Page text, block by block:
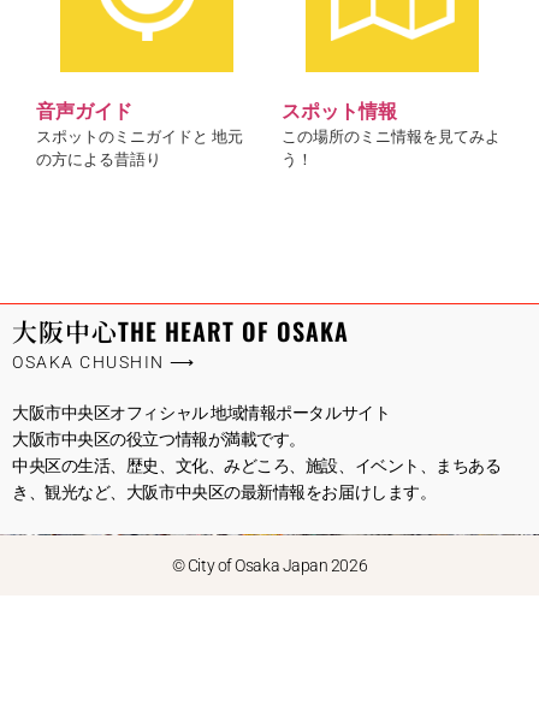
音声ガイド
スポットのミニガイドと 地元
の方による昔語り
スポット情報
この場所のミニ情報を見てみよ
う！
大阪中心THE HEART OF OSAKA
OSAKA CHUSHIN ⟶
大阪市中央区オフィシャル 地域情報ポータルサイト
大阪市中央区の役立つ情報が満載です。
中央区の生活、歴史、文化、みどころ、施設、イベント、まちある
き、観光など、大阪市中央区の最新情報をお届けします。
© City of Osaka Japan 2026